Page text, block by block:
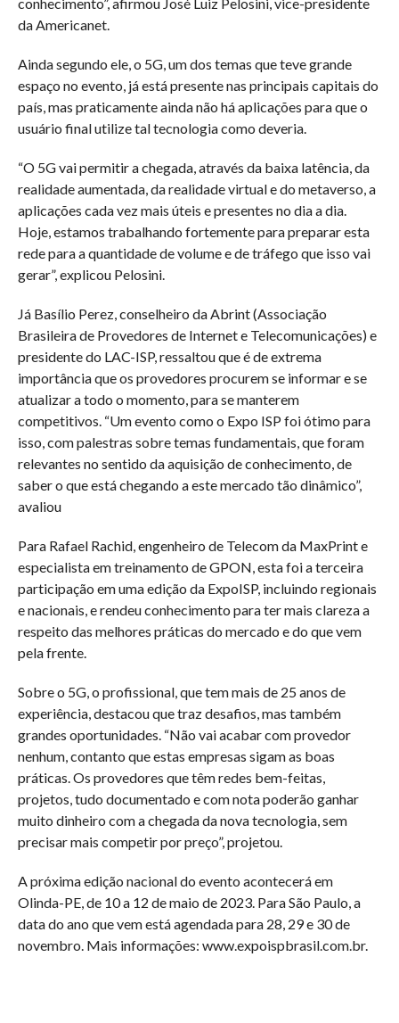
da Americanet.
Ainda segundo ele, o 5G, um dos temas que teve grande
espaço no evento, já está presente nas principais capitais do
país, mas praticamente ainda não há aplicações para que o
usuário final utilize tal tecnologia como deveria.
“O 5G vai permitir a chegada, através da baixa latência, da
realidade aumentada, da realidade virtual e do metaverso, a
aplicações cada vez mais úteis e presentes no dia a dia.
Hoje, estamos trabalhando fortemente para preparar esta
rede para a quantidade de volume e de tráfego que isso vai
gerar”, explicou Pelosini.
Já Basílio Perez, conselheiro da Abrint (Associação
Brasileira de Provedores de Internet e Telecomunicações) e
presidente do LAC-ISP, ressaltou que é de extrema
importância que os provedores procurem se informar e se
atualizar a todo o momento, para se manterem
competitivos. “Um evento como o Expo ISP foi ótimo para
isso, com palestras sobre temas fundamentais, que foram
relevantes no sentido da aquisição de conhecimento, de
saber o que está chegando a este mercado tão dinâmico”,
avaliou
Para Rafael Rachid, engenheiro de Telecom da MaxPrint e
especialista em treinamento de GPON, esta foi a terceira
participação em uma edição da ExpoISP, incluindo regionais
e nacionais, e rendeu conhecimento para ter mais clareza a
respeito das melhores práticas do mercado e do que vem
pela frente.
Sobre o 5G, o profissional, que tem mais de 25 anos de
experiência, destacou que traz desafios, mas também
grandes oportunidades. “Não vai acabar com provedor
nenhum, contanto que estas empresas sigam as boas
práticas. Os provedores que têm redes bem-feitas,
projetos, tudo documentado e com nota poderão ganhar
muito dinheiro com a chegada da nova tecnologia, sem
precisar mais competir por preço”, projetou.
A próxima edição nacional do evento acontecerá em
Olinda-PE, de 10 a 12 de maio de 2023. Para São Paulo, a
data do ano que vem está agendada para 28, 29 e 30 de
novembro. Mais informações: www.expoispbrasil.com.br.